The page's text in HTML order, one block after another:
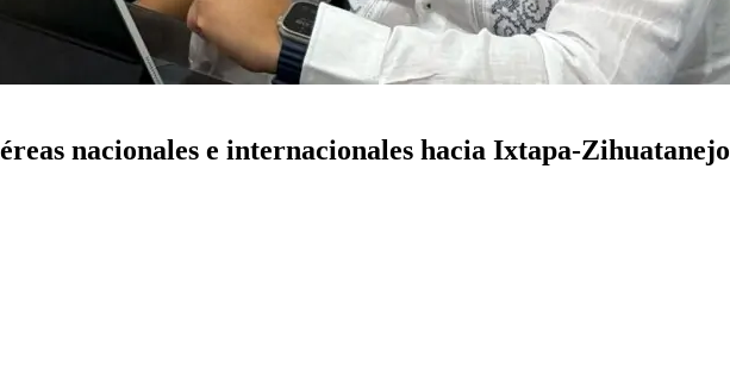
nacionales e internacionales hacia Ixtapa-Zihuatanejo